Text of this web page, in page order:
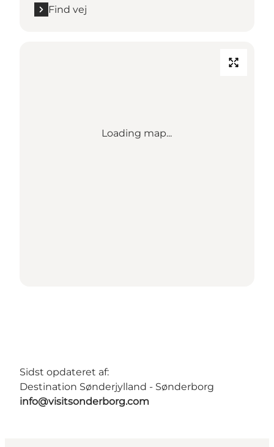
Find vej
Loading map...
Sidst opdateret af:
Destination Sønderjylland - Sønderborg
info@visitsonderborg.com